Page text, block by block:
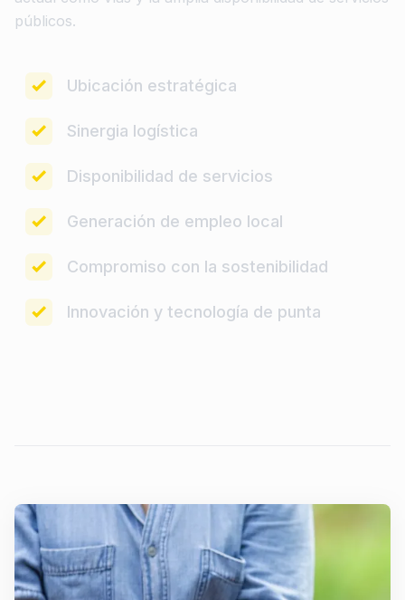
públicos.
Ubicación estratégica
Sinergia logística
Disponibilidad de servicios
Generación de empleo local
Compromiso con la sostenibilidad
Innovación y tecnología de punta